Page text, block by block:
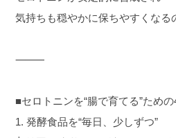
気持ちも穏やかに保ちやすくなる
⸻
■セロトニンを“腸で育てる”ため
1. 発酵食品を“毎日、少しずつ”